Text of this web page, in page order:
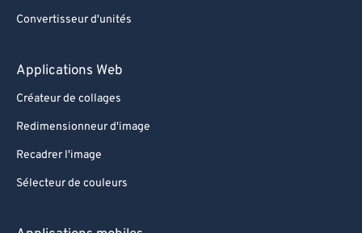
Convertisseur d'unités
Applications Web
Créateur de collages
Redimensionneur d'image
Recadrer l'image
Sélecteur de couleurs